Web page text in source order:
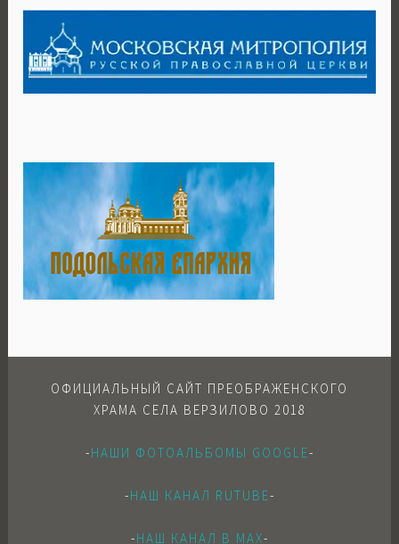
ОФИЦИАЛЬНЫЙ САЙТ ПРЕОБРАЖЕНСКОГО
ХРАМА СЕЛА ВЕРЗИЛОВО 2018
-НАШИ ФОТОАЛЬБОМЫ GOOGLE-
-НАШ КАНАЛ RUTUBE-
-НАШ КАНАЛ В МАХ-